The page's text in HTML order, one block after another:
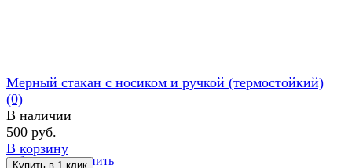
избранное сравнить
Мерный стакан с носиком и ручкой (термостойкий)
(0)
В наличии
500 руб.
В корзину